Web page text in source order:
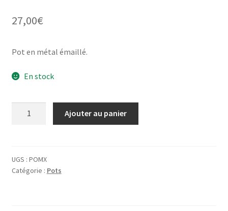
27,00€
Pot en métal émaillé.
En stock
Le
Mexicain
Ajouter au panier
UGS : POMX
Catégorie : Pots